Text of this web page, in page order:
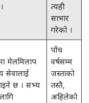
त्यही
साभार
गरेको ।
मेलमिलाप
सेवालाई
छ । सभ्य
पाँच
वर्षसम्म
जस्ताको
तस्तै,
अहिलेको